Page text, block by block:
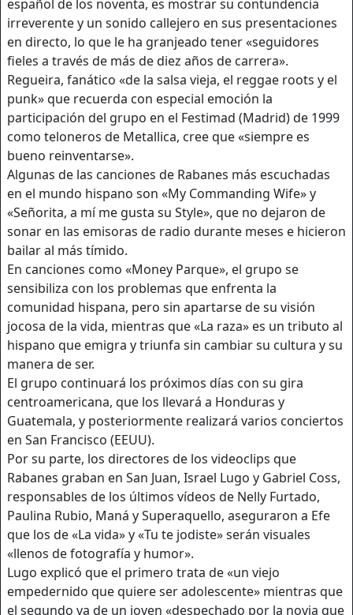
español de los noventa, es mostrar su contundencia
irreverente y un sonido callejero en sus presentaciones
en directo, lo que le ha granjeado tener «seguidores
fieles a través de más de diez años de carrera».
Regueira, fanático «de la salsa vieja, el reggae roots y el
punk» que recuerda con especial emoción la
participación del grupo en el Festimad (Madrid) de 1999
como teloneros de Metallica, cree que «siempre es
bueno reinventarse».
Algunas de las canciones de Rabanes más escuchadas
en el mundo hispano son «My Commanding Wife» y
«Señorita, a mí me gusta su Style», que no dejaron de
sonar en las emisoras de radio durante meses e hicieron
bailar al más tímido.
En canciones como «Money Parque», el grupo se
sensibiliza con los problemas que enfrenta la
comunidad hispana, pero sin apartarse de su visión
jocosa de la vida, mientras que «La raza» es un tributo al
hispano que emigra y triunfa sin cambiar su cultura y su
manera de ser.
El grupo continuará los próximos días con su gira
centroamericana, que los llevará a Honduras y
Guatemala, y posteriormente realizará varios conciertos
en San Francisco (EEUU).
Por su parte, los directores de los videoclips que
Rabanes graban en San Juan, Israel Lugo y Gabriel Coss,
responsables de los últimos vídeos de Nelly Furtado,
Paulina Rubio, Maná y Superaquello, aseguraron a Efe
que los de «La vida» y «Tu te jodiste» serán visuales
«llenos de fotografía y humor».
Lugo explicó que el primero trata de «un viejo
empedernido que quiere ser adolescente» mientras que
el segundo va de un joven «despechado por la novia que